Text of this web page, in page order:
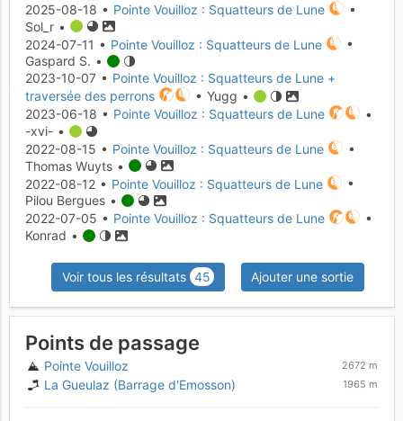
2025-08-18 • Pointe Vouilloz : Squatteurs de Lune
•
Sol_r •
2024-07-11 • Pointe Vouilloz : Squatteurs de Lune
•
Gaspard S. •
2023-10-07 • Pointe Vouilloz : Squatteurs de Lune +
traversée des perrons
• Yugg •
2023-06-18 • Pointe Vouilloz : Squatteurs de Lune
•
-xvi- •
2022-08-15 • Pointe Vouilloz : Squatteurs de Lune
•
Thomas Wuyts •
2022-08-12 • Pointe Vouilloz : Squatteurs de Lune
•
Pilou Bergues •
2022-07-05 • Pointe Vouilloz : Squatteurs de Lune
•
Konrad •
Voir tous les résultats 45 Ajouter une sortie
Points de passage
Pointe Vouilloz 2672 m
La Gueulaz (Barrage d'Emosson) 1965 m